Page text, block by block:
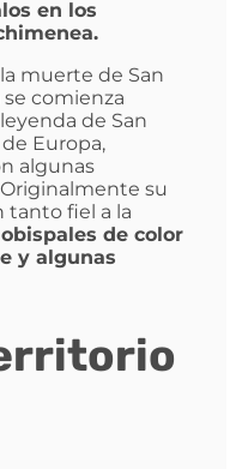
en los
muerte de San
se comienza
de San
Europa,
algunas
su
tanto fiel a la
de color
y algunas